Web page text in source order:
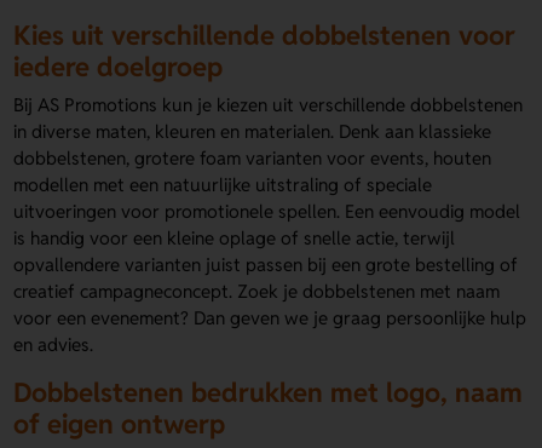
Kies uit verschillende dobbelstenen voor
iedere doelgroep
Bij AS Promotions kun je kiezen uit verschillende dobbelstenen
in diverse maten, kleuren en materialen. Denk aan klassieke
dobbelstenen, grotere foam varianten voor events, houten
modellen met een natuurlijke uitstraling of speciale
uitvoeringen voor promotionele spellen. Een eenvoudig model
is handig voor een kleine oplage of snelle actie, terwijl
opvallendere varianten juist passen bij een grote bestelling of
creatief campagneconcept. Zoek je dobbelstenen met naam
voor een evenement? Dan geven we je graag persoonlijke hulp
en advies.
Dobbelstenen bedrukken met logo, naam
of eigen ontwerp